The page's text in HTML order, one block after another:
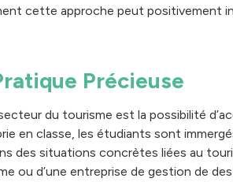
cette approche peut positivement
Précieuse
du tourisme est la possibilité
en classe, les étudiants sont
des situations concrètes liées au
ou d’une entreprise de gestion de